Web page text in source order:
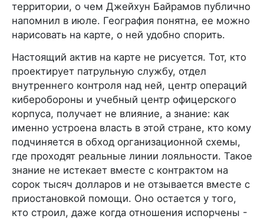
территории, о чем Джейхун Байрамов публично
напомнил в июле. География понятна, ее можно
нарисовать на карте, о ней удобно спорить.
Настоящий актив на карте не рисуется. Тот, кто
проектирует патрульную службу, отдел
внутреннего контроля над ней, центр операций
киберобороны и учебный центр офицерского
корпуса, получает не влияние, а знание: как
именно устроена власть в этой стране, кто кому
подчиняется в обход организационной схемы,
где проходят реальные линии лояльности. Такое
знание не истекает вместе с контрактом на
сорок тысяч долларов и не отзывается вместе с
приостановкой помощи. Оно остается у того,
кто строил, даже когда отношения испорчены -